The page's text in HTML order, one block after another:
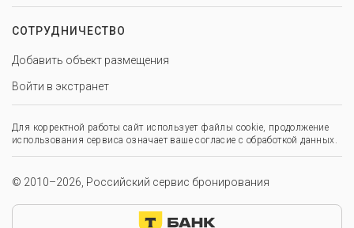
СОТРУДНИЧЕСТВО
Добавить объект размещения
Войти в экстранет
Для корректной работы сайт использует файлы cookie, продолжение
использования сервиса означает ваше согласие с обработкой данных.
© 2010–2026, Российский сервис бронирования